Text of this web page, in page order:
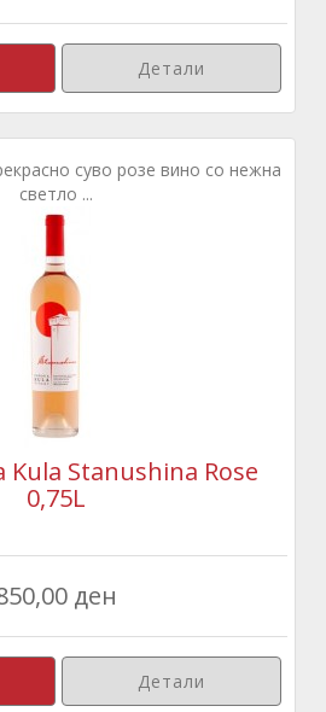
Детали
суво розе вино со нежна
светло ...
Kula Stanushina Rose
0,75L
ден
Детали